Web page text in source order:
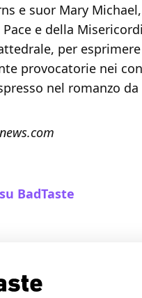
e suor Mary
e della
per
provocatorie nei
nel romanzo
BadTaste